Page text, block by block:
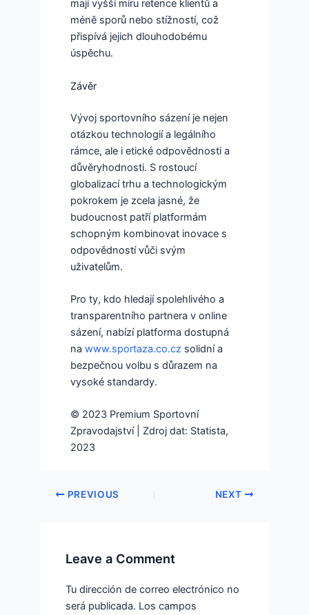
mají vyšší míru retence klientů a
méně sporů nebo stížností, což
přispívá jejich dlouhodobému
úspěchu.
Závěr
Vývoj sportovního sázení je nejen
otázkou technologií a legálního
rámce, ale i etické odpovědnosti a
důvěryhodnosti. S rostoucí
globalizací trhu a technologickým
pokrokem je zcela jasné, že
budoucnost patří platformám
schopným kombinovat inovace s
odpovědností vůči svým
uživatelům.
Pro ty, kdo hledají spolehlivého a
transparentního partnera v online
sázení, nabízí platforma dostupná
nawww.sportaza.co.cz solidní a
bezpečnou volbu s důrazem na
vysoké standardy.
© 2023 Premium Sportovní
Zpravodajství | Zdroj dat: Statista,
2023
PREVIOUS NEXT
Leave a Comment
Tu dirección de correo electrónico no
será publicada. Los campos